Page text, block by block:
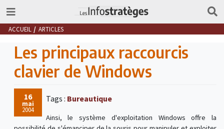
ACCUEIL ARTICLES
Les principaux raccourcis
clavier de Windows
16
mai
2004
Tags : Bureautique
Ainsi, le système d'exploitation Windows offre la